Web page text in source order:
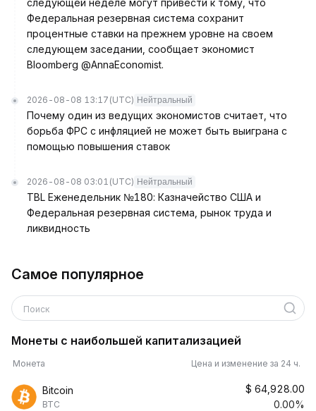
следующей неделе могут привести к тому, что
Федеральная резервная система сохранит
процентные ставки на прежнем уровне на своем
следующем заседании, сообщает экономист
Bloomberg @AnnaEconomist.
2026-08-08 13:17 (UTC) Нейтральный
Почему один из ведущих экономистов считает, что
борьба ФРС с инфляцией не может быть выиграна с
помощью повышения ставок
2026-08-08 03:01 (UTC) Нейтральный
TBL Еженедельник №180: Казначейство США и
Федеральная резервная система, рынок труда и
ликвидность
Самое популярное
Поиск
Монеты с наибольшей капитализацией
Монета Цена и изменение за 24 ч.
Bitcoin
BTC
$ 64,928.00
0.00%